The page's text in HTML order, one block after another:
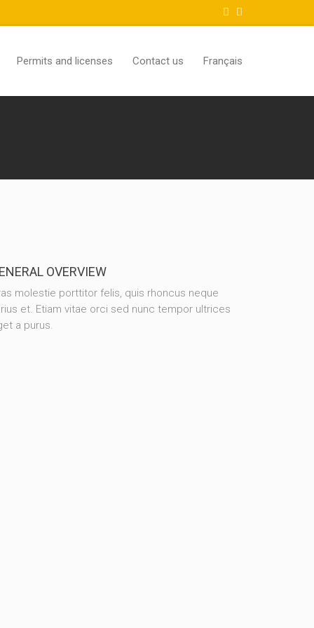
Permits and licenses Contact us Français
OVERVIEW
molestie porttitor felis, quis rhoncus neque
et. Etiam vitae orci sed nunc tempor ultrices
a purus.